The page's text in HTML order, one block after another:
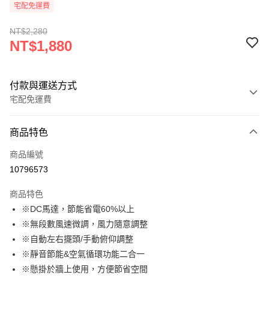
宅配免運費
NT$2,280
NT$1,880
付款與運送方式
宅配免運費
信用卡一次付款
信用卡分期付款
合作金庫商業銀行
華南商業銀行
上海商業儲蓄銀行
台北富邦商業銀行
國泰世華商業銀行
臺灣中小企業銀行
匯豐（台灣）商業銀行
聯邦商業銀行
遠東國際商業銀行
LINE Pay
Apple Pay
街口支付
悠遊付
商品特色
商品編號
10796573
商品特色
※DC馬達，節能省電60%以上
※無段數風速微調，風力隨意調整
※自動左右擺頭/手動俯仰調整
※靜音節能&空氣循環功能二合一
※懸掛於牆上使用，方便節省空間